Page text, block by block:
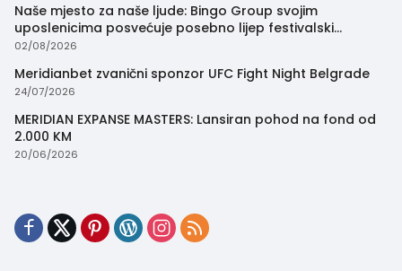
Naše mjesto za naše ljude: Bingo Group svojim
uposlenicima posvećuje posebno lijep festivalski
trenutak
02/08/2026
Meridianbet zvanični sponzor UFC Fight Night Belgrade
24/07/2026
MERIDIAN EXPANSE MASTERS: Lansiran pohod na fond od
2.000 KM
20/06/2026